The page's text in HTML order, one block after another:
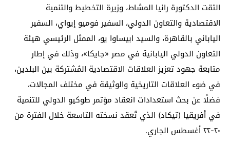
التقت الدكتورة رانيا المشاط، وزيرة التخطيط والتنمية
الاقتصادية والتعاون الدولي، السفير فوميو إيواي، السفير
الياباني بالقاهرة، والسيد ابيساوا يو، الممثل الرئيسي هيئة
التعاون الدولي اليابانية في مصر «جايكا»، وذلك في إطار
متابعة جهود تعزيز العلاقات الاقتصادية المُشتركة بين البلدين،
في ضوء العلاقات التاريخية والوثيقة في مختلف المجالات،
فضلًا عن بحث استعدادات انعقاد مؤتمر طوكيو الدولي للتنمية
في أفريقيا (تيكاد) الذي تُعقد نسخته التاسعة خلال الفترة من
٢٠-٢٢ أغسطس الجاري.